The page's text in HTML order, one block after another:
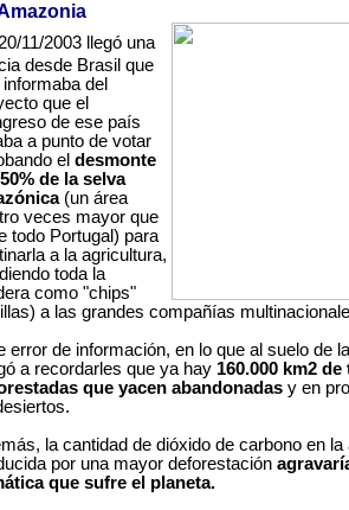
l 20/11/2003 llegó una
desde Brasil que
del
que el
de ese país
a punto de votar
el desmonte
de la selva
(un área
veces mayor que
todo Portugal) para
a la agricultura,
toda la
como "chips"
a las grandes compañías
error de información, en lo que al suelo de
a recordarles que ya hay 160.000 km2
que yacen abandonadas y en
la cantidad de dióxido de carbono en la
por una mayor deforestación
que sufre el planeta.